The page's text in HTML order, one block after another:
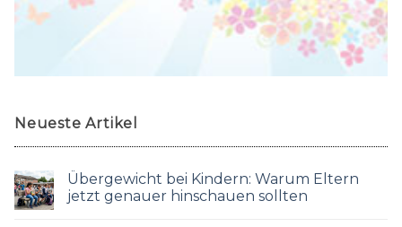
Neueste Artikel
Übergewicht bei Kindern: Warum Eltern
jetzt genauer hinschauen sollten